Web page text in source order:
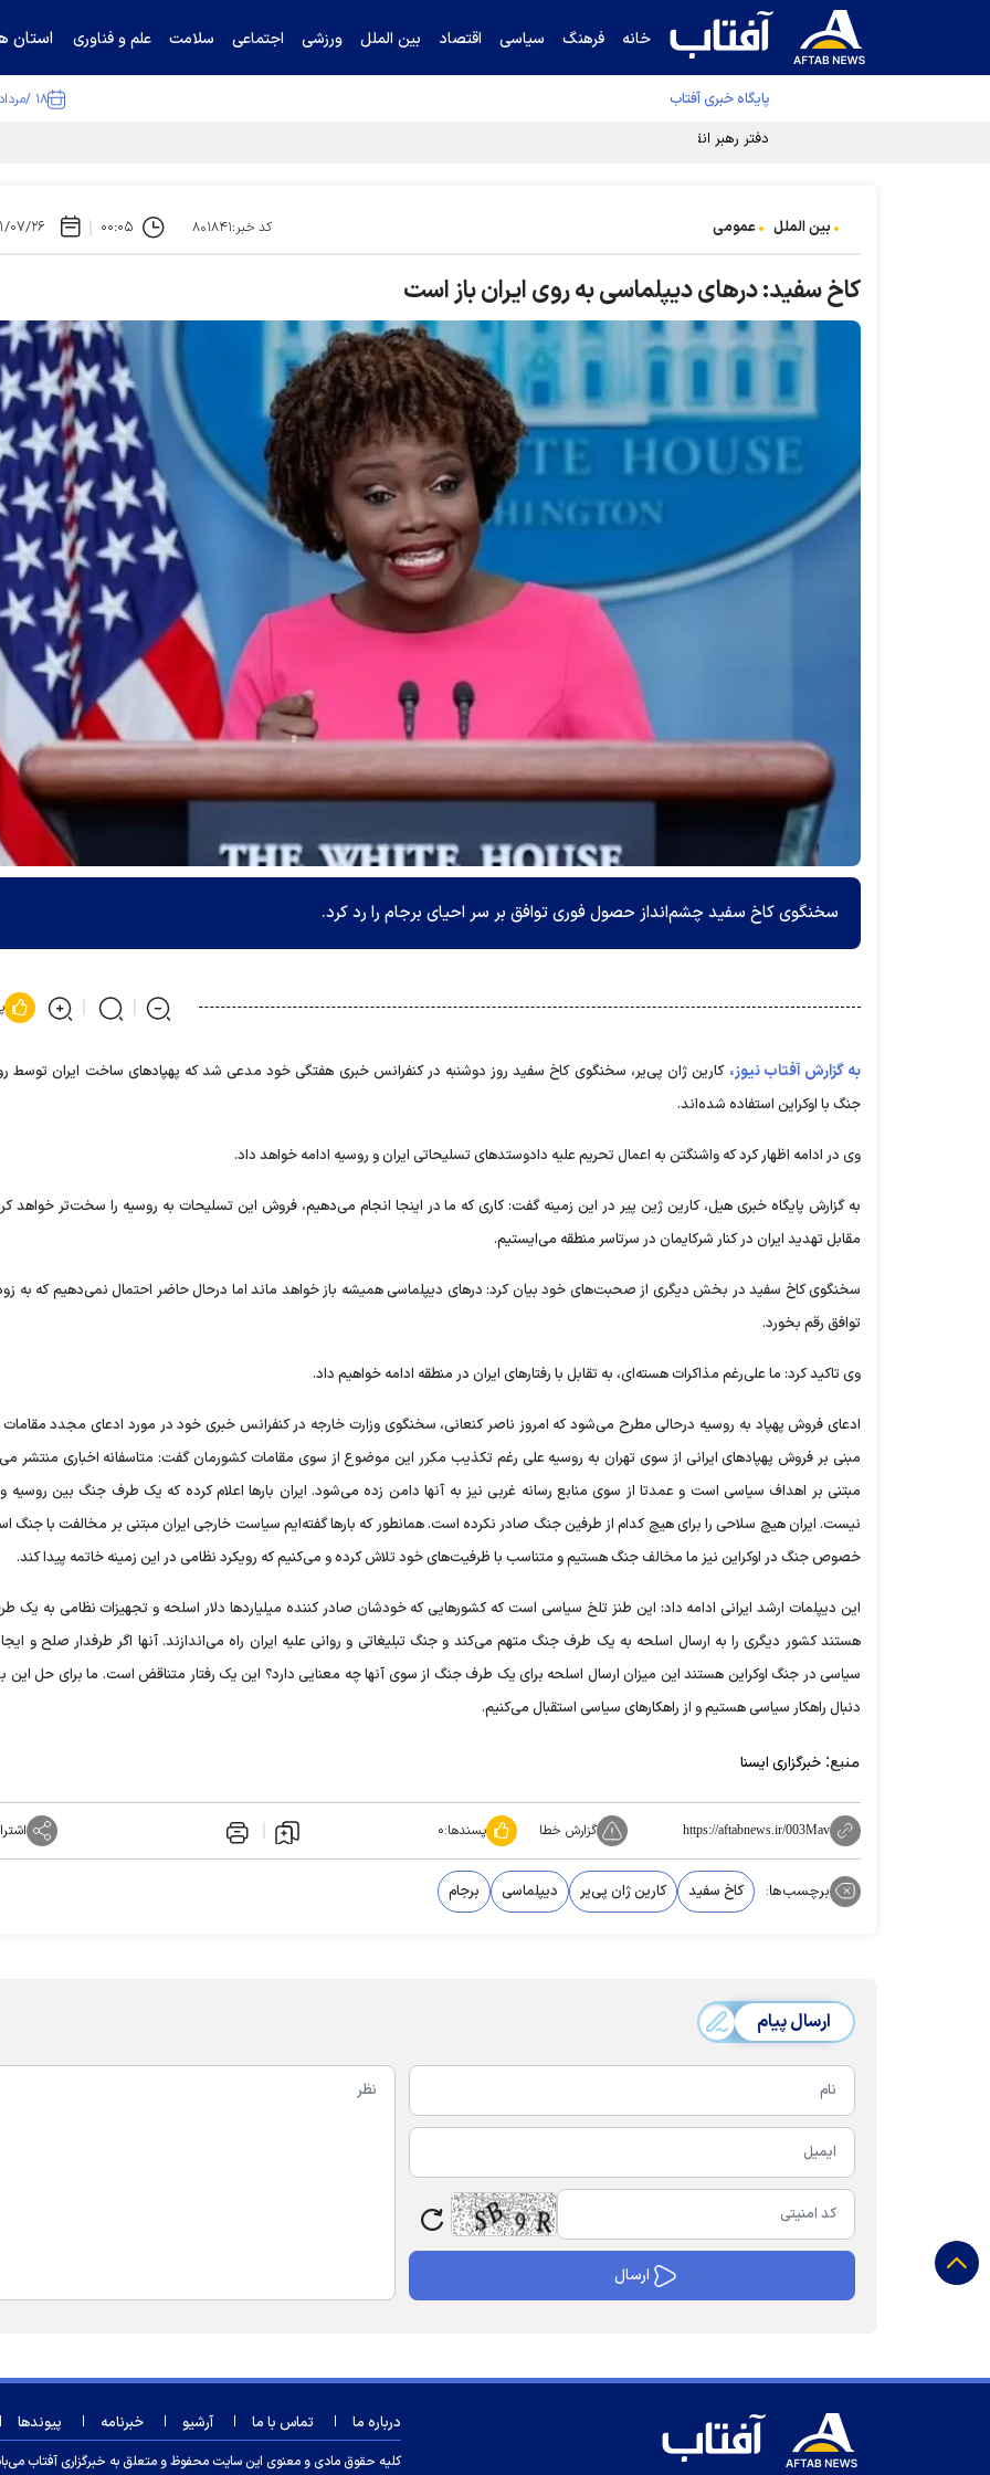
خانه فرهنگ سیاسی اقتصاد بین الملل ورزشی اجتماعی سلامت علم و فناوری استان
پایگاه خبری آفتاب ۱۸ /مرداد /۱۴۰۵
دفتر رهبر انقلاب ادعای خرازی درباره پزشکیان را تکذیب کرد
بین الملل عمومی کد خبر:۸۰۱۸۴۱ ۰۰:۰۵ ۱۴۰۱/
کاخ سفید: در‌های دیپلماسی به روی ایران باز است
سخنگوی کاخ سفید چشم‌انداز حصول فوری توافق بر سر احیای برجام را رد کرد.
به گزارش آفتاب نیوز، کارین ژان پی‌یر، سخنگوی کاخ سفید روز دوشنبه در کنفرانس خبری هفتگی خود مدعی شد که پهپادهای ساخت ایران توسط
جنگ با اوکراین استفاده شده‌اند.
وی در ادامه اظهار کرد که واشنگتن به اعمال تحریم علیه دادوستدهای تسلیحاتی ایران و روسیه ادامه خواهد داد.
به گزارش پایگاه خبری هیل، کارین ژین پیر در این زمینه گفت: کاری که ما در اینجا انجام می‌دهیم، فروش این تسلیحات به روسیه را سخت‌تر خواهد
مقابل تهدید ایران در کنار شرکایمان در سرتاسر منطقه می‌ایستیم.
سخنگوی کاخ سفید در بخش دیگری از صحبت‌های خود بیان کرد: درهای دیپلماسی همیشه باز خواهد ماند اما درحال حاضر احتمال نمی‌دهیم که به
توافق رقم بخورد.
وی تاکید کرد: ما علی‌رغم مذاکرات هسته‌ای، به تقابل با رفتارهای ایران در منطقه ادامه خواهیم داد.
ادعای فروش پهپاد به روسیه درحالی مطرح می‌شود که امروز ناصر کنعانی، سخنگوی وزارت خارجه در کنفرانس خبری خود در مورد ادعای مجدد مقامات
مبنی بر فروش پهپادهای ایرانی از سوی تهران به روسیه علی رغم تکذیب مکرر این موضوع از سوی مقامات کشورمان گفت: متاسفانه اخباری منتشر
مبتنی بر اهداف سیاسی است و عمدتا از سوی منابع رسانه غربی نیز به آنها دامن زده می‌شود. ایران بارها اعلام کرده که یک طرف جنگ بین روسیه و
نیست. ایران هیچ سلاحی را برای هیچ کدام از طرفین جنگ صادر نکرده است. همانطور که بارها گفته‌ایم سیاست خارجی ایران مبتنی بر مخالفت با جنگ
خصوص جنگ در اوکراین نیز ما مخالف جنگ هستیم و متناسب با ظرفیت‌های خود تلاش کرده و می‌کنیم که رویکرد نظامی در این زمینه خاتمه پیدا کند.
این دیپلمات ارشد ایرانی ادامه داد: این طنز تلخ سیاسی است که کشورهایی که خودشان صادر کننده میلیاردها دلار اسلحه و تجهیزات نظامی به یک
هستند کشور دیگری را به ارسال اسلحه به یک طرف جنگ متهم می‌کند و جنگ تبلیغاتی و روانی علیه ایران راه می‌اندازند. آنها اگر طرفدار صلح و
سیاسی در جنگ اوکراین هستند این میزان ارسال اسلحه برای یک طرف جنگ از سوی آنها چه معنایی دارد؟ این یک رفتار متناقض است. ما برای حل این
دنبال راهکار سیاسی هستیم و از راهکارهای سیاسی استقبال می‌کنیم.
منبع: خبرگزاری ایسنا
https://aftabnews.ir/003Mav گزارش خطا پسندها:۰
برچسب‌ها: کاخ سفید کارین ژان پی‌یر دیپلماسی برجام
ارسال پیام
درباره ما تماس با ما آرشیو خبرنامه پیوندها
کلیه حقوق مادی و معنوی این سایت محفوظ و متعلق به خبرگزاری آفتاب